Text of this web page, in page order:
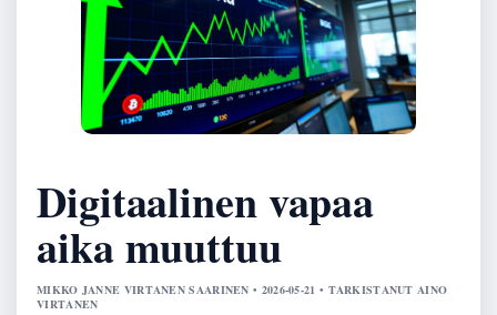
Digitaalinen vapaa
aika muuttuu
MIKKO JANNE VIRTANEN SAARINEN • 2026-05-21 • TARKISTANUT AINO
VIRTANEN